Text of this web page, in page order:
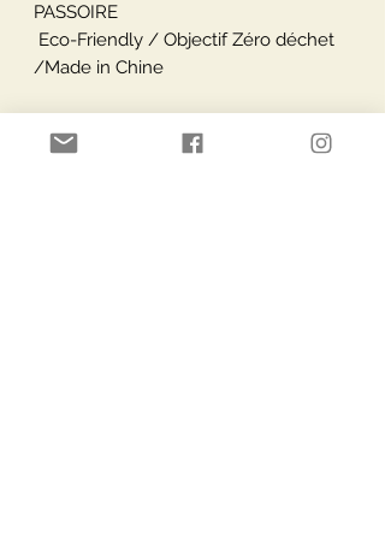
PASSOIRE
Eco-Friendly / Objectif Zéro déchet
/Made in Chine
Paiement Sécurisé Livraisons via